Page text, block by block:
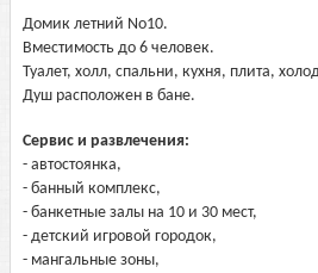
Домик летний No10.
Вместимость до 6 человек.
Туалет, холл, спальни, кухня, плита,
Душ расположен в бане.
Сервис и развлечения:
- автостоянка,
- банный комплекс,
- банкетные залы на 10 и 30 мест,
- детский игровой городок,
- мангальные зоны,